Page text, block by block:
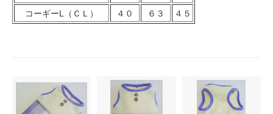
コーギーL（ＣＬ）
４０ ６３ ４５